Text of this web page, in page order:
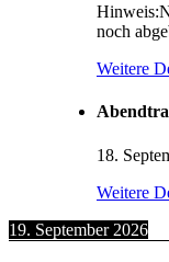
noch
Weitere
18.
Weitere
19. September 2026